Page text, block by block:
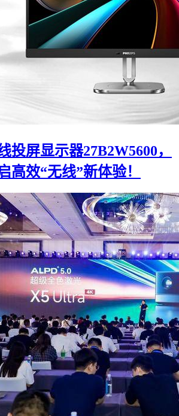
投屏显示器27B2W5600，
高效“无线”新体验！